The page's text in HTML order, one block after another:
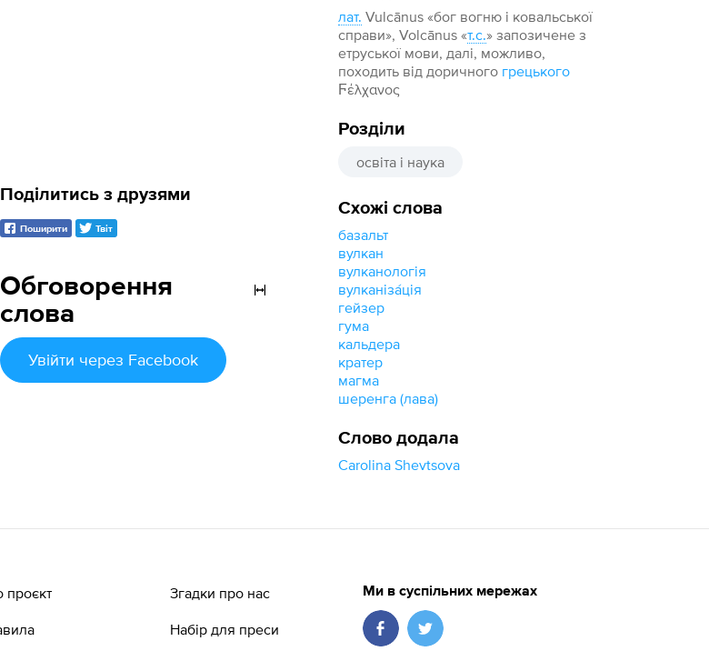
лат. Vulcānus «бог вогню і ковальської
справи», Volcānus «т.с.» запозичене з
етруської мови, далі, можливо,
походить від доричного грецького
Ϝέλχανος
Розділи
освіта і наука
Схожі слова
базальт
вулкан
вулканологія
вулканіза́ція
гейзер
гума
кальдера
кратер
магма
шеренга (лава)
Слово додала
Carolina Shevtsova
Обговорення
слова
Увійти через Facebook
Поділитись з друзями
Поширити Твіт
проєкт Згадки про нас
Набір для преси
Ми в суспільних мережах